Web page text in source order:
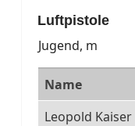
Luftpistole
Jugend, m
Name
Leopold Kaiser